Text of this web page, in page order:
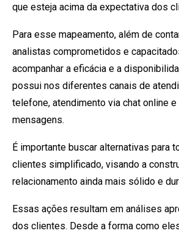
que esteja acima da expectativa dos
Para esse mapeamento, além de
analistas comprometidos e
acompanhar a eficácia e a
possui nos diferentes canais de
telefone, atendimento via chat online
mensagens.
É importante buscar alternativas para
clientes simplificado, visando a
relacionamento ainda mais sólido e
Essas ações resultam em análises
dos clientes. Desde a forma como